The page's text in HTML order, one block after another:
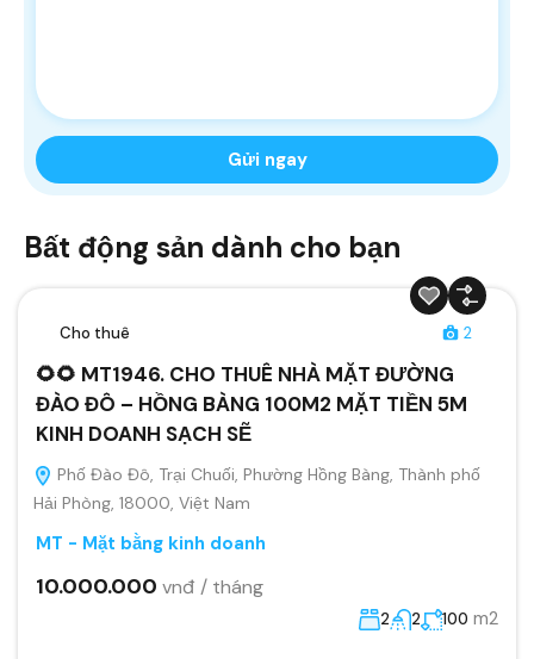
Bất động sản dành cho bạn
Cho thuê 2
🌻🌻 MT1946. CHO THUÊ NHÀ MẶT ĐƯỜNG
ĐÀO ĐÔ – HỒNG BÀNG 100M2 MẶT TIỀN 5M
KINH DOANH SẠCH SẼ
Phố Đào Đô, Trại Chuối, Phường Hồng Bàng, Thành phố
Hải Phòng, 18000, Việt Nam
MT - Mặt bằng kinh doanh
10.000.000 vnđ / tháng
2 2 100 m2